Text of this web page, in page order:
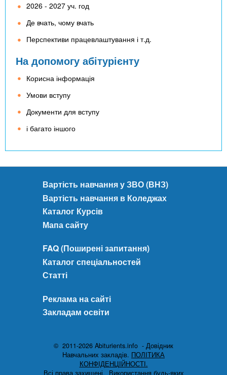
2026 - 2027 уч. год
Де вчать, чому вчать
Перспективи працевлаштування і т.д.
На допомогу абітурієнту
Корисна інформація
Умови вступу
Документи для вступу
і багато іншого
Вартість навчання у ЗВО (ВНЗ)
Вартість навчання в Коледжах
Каталог Курсів
Мапа сайту
FAQ (Поширені запитання)
Каталог спеціальностей
Статті
Реклама на сайті
Закладам освіти
© 2011-2026 Abiturients.info - Довідник
Навчальних закладів. ПОЛІТИКА
КОНФІДЕНЦІЙНОСТІ.
Всі права захищені. Використання будь-яких